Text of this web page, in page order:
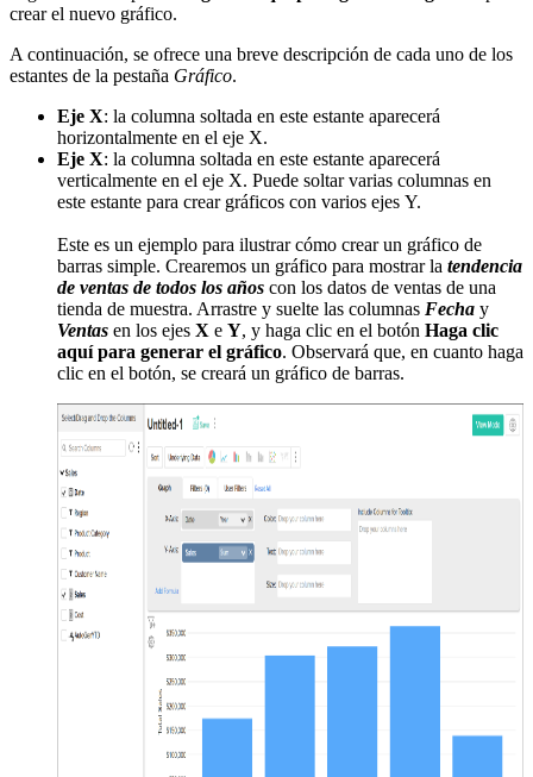
crear el nuevo gráfico.
A continuación, se ofrece una breve descripción de cada uno de los
estantes de la pestaña Gráfico.
Eje X: la columna soltada en este estante aparecerá
horizontalmente en el eje X.
Eje X: la columna soltada en este estante aparecerá
verticalmente en el eje X. Puede soltar varias columnas en
este estante para crear gráficos con varios ejes Y.
Este es un ejemplo para ilustrar cómo crear un gráfico de
barras simple. Crearemos un gráfico para mostrar la tendencia
de ventas de todos los años con los datos de ventas de una
tienda de muestra. Arrastre y suelte las columnas Fecha y
Ventas en los ejes X e Y, y haga clic en el botón Haga clic
aquí para generar el gráfico. Observará que, en cuanto haga
clic en el botón, se creará un gráfico de barras.